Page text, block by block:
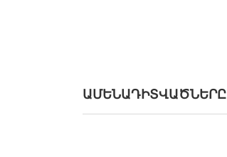
ԱՄԵՆԱԴԻՏՎԱԾՆԵՐԸ